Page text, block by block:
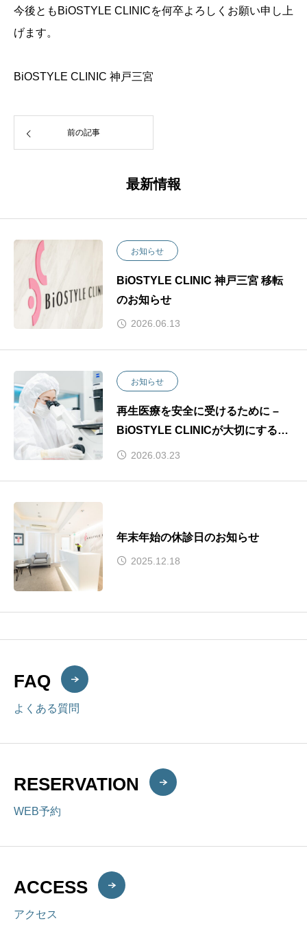
今後ともBiOSTYLE CLINICを何卒よろしくお願い申し上
げます。
BiOSTYLE CLINIC 神戸三宮
前の記事
最新情報
お知らせ
BiOSTYLE CLINIC 神戸三宮 移転
のお知らせ
2026.06.13
お知らせ
再生医療を安全に受けるために –
BiOSTYLE CLINICが大切にする14
の基準
2026.03.23
年末年始の休診日のお知らせ
2025.12.18
FAQ
よくある質問
RESERVATION
WEB予約
ACCESS
アクセス